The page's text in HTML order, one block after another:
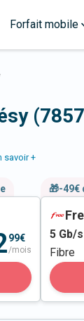
Forfait mobile
savoir +
99€
/mois
🎁-49€
5 Gb/s
Fibre